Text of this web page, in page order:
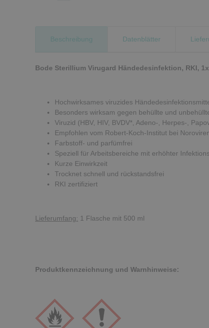
Beschreibung
Datenblätter
Bode Sterillium Virugard Händedesinfektion, RKI,
Hochwirksames viruzides
Besonders wirksam gegen behüllte und
Viruzid (HBV, HIV, BVDV*, Adeno-, Herpes-,
Empfohlen vom Robert-Koch-Institut bei
Farbstoff- und parfümfrei
Speziell für Arbeitsbereiche mit erhöhter
Kurze Einwirkzeit
Trocknet schnell und rückstandsfrei
RKI zertifiziert
Lieferumfang: 1 Flasche mit 500 ml
Produktkennzeichnung und Warnhinweise: